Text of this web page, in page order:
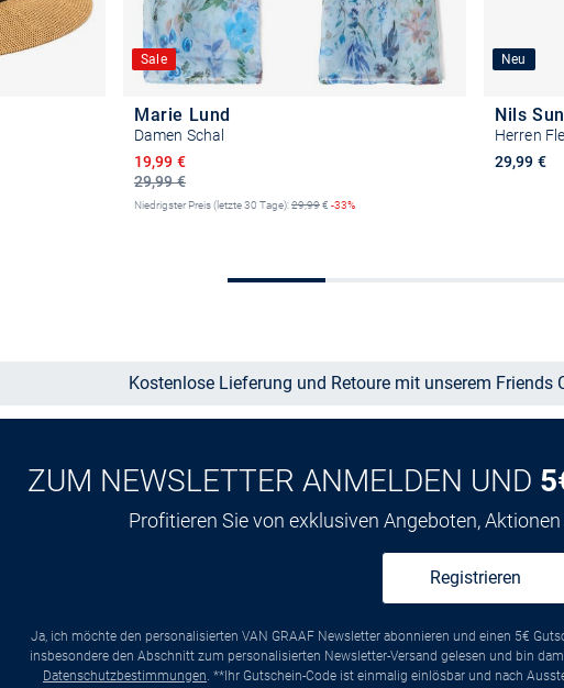
Sale
Marie Lund
Damen Schal
29,99 €
Ermäßigter Preis
19,99 €
Niedrigster Preis (letzte 30 Tage):29,99€ -33%
Neu
Nils
Herren
29,99 €
Kostenlose Lieferung und Retoure mit unserem Friends
ZUM NEWSLETTER ANMELDEN UND
Profitieren Sie von exklusiven Angeboten,
Registrieren
Ja, ich möchte den personalisierten VAN GRAAF Newsletter abonnieren und einen 5€
insbesondere den Abschnitt zum personalisierten Newsletter-Versand gelesen und bin
Datenschutzbestimmungen . **Ihr Gutschein-Code ist einmalig einlösbar und nach